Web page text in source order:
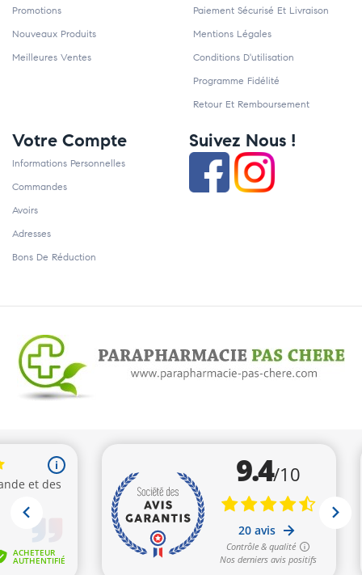
Promotions
Nouveaux Produits
Meilleures Ventes
Paiement Sécurisé Et Livraison
Mentions Légales
Conditions D'utilisation
Programme Fidélité
Retour Et Remboursement
Votre Compte
Informations Personnelles
Commandes
Avoirs
Adresses
Bons De Réduction
Suivez Nous !